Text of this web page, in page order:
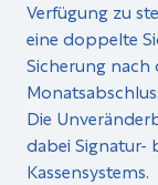
Verfügung zu
eine doppelte
Sicherung nach
Die
dabei Signatur-
Kassensystems.